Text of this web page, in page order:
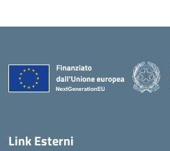
Link Esterni